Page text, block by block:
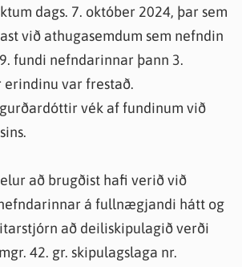
dags. 7. október 2024, þar sem
við athugasemdum sem nefndin
fundi nefndarinnar þann 3.
erindinu var frestað.
vék af fundinum við
að brugðist hafi verið við
á fullnægjandi hátt og
að deiliskipulagið verði
42. gr. skipulagslaga nr.